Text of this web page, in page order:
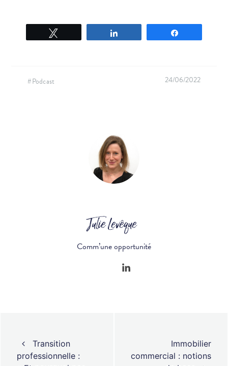
#Podcast 24/06/2022
Julie Levêque
Comm’une opportunité
Transition
professionnelle :
Immobilier
commercial : notions